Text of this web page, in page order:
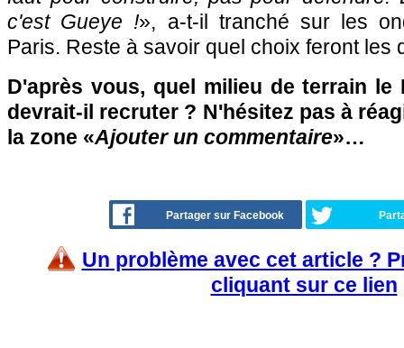
c'est Gueye !», a-t-il tranché sur les
Paris. Reste à savoir quel choix feront
D'après vous, quel milieu de terrain le
devrait-il recruter ? N'hésitez pas à
la zone «Ajouter un commentaire»…
Partager sur Facebook
Un problème avec cet article ?
cliquant sur ce lien